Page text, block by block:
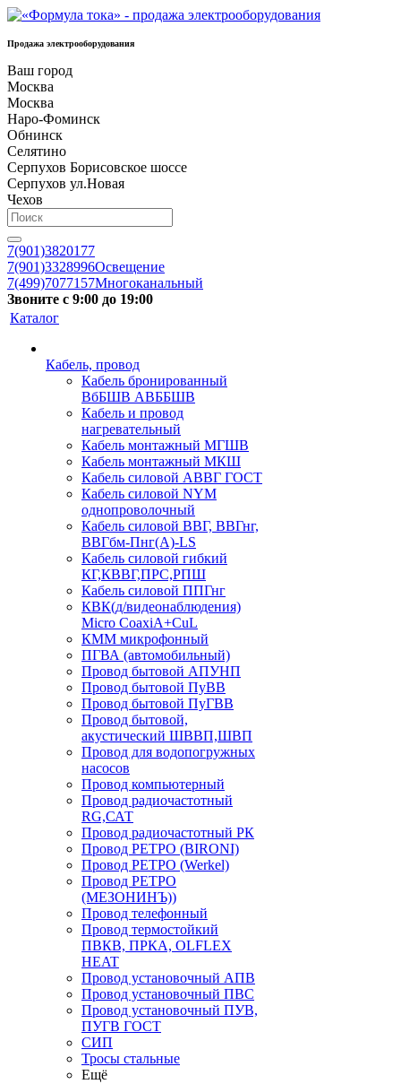
Продажа электрооборудования
Ваш город
Москва
Москва
Наро-Фоминск
Обнинск
Селятино
Серпухов Борисовское шоссе
Серпухов ул.Новая
Чехов
7(901)3820177
7(901)3328996Освещение
7(499)7077157Многоканальный
Звоните с 9:00 до 19:00
Каталог
Кабель, провод
Кабель бронированный
ВбБШВ АВББШВ
Кабель и провод
нагревательный
Кабель монтажный МГШВ
Кабель монтажный МКШ
Кабель силовой АВВГ ГОСТ
Кабель силовой NYM
однопроволочный
Кабель силовой ВВГ, ВВГнг,
ВВГбм-Пнг(А)-LS
Кабель силовой гибкий
КГ,КВВГ,ПРС,РПШ
Кабель силовой ППГнг
КВК(д/видеонаблюдения)
Micro CoaxiA+CuL
КММ микрофонный
ПГВА (автомобильный)
Провод бытовой АПУНП
Провод бытовой ПуВВ
Провод бытовой ПуГВВ
Провод бытовой,
акустический ШВВП,ШВП
Провод для водопогружных
насосов
Провод компьютерный
Провод радиочастотный
RG,САТ
Провод радиочастотный РК
Провод РЕТРО (BIRONI)
Провод РЕТРО (Werkel)
Провод РЕТРО
(МЕЗОНИНЪ))
Провод телефонный
Провод термостойкий
ПВКВ, ПРКА, OLFLEX
HEAT
Провод установочный АПВ
Провод установочный ПВС
Провод установочный ПУВ,
ПУГВ ГОСТ
СИП
Тросы стальные
Ещё